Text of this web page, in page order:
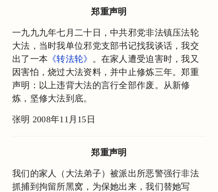
郑重声明
一九九九年七月二十日，中共邪党非法镇压法轮
大法，当时我单位邪党支部书记找我谈话，我交
出了一本 《转法轮》 。在家人遭受迫害时，我又
因害怕，烧过大法资料，并中止修炼三年。郑重
声明：以上违背大法的言行全部作废。从新修
炼，坚修大法到底。
张明 2008年11月15日
郑重声明
我们的家人（大法弟子）被派出所恶警强行非法
抓捕到拘留所黑窝，为保她出来，我们替她写